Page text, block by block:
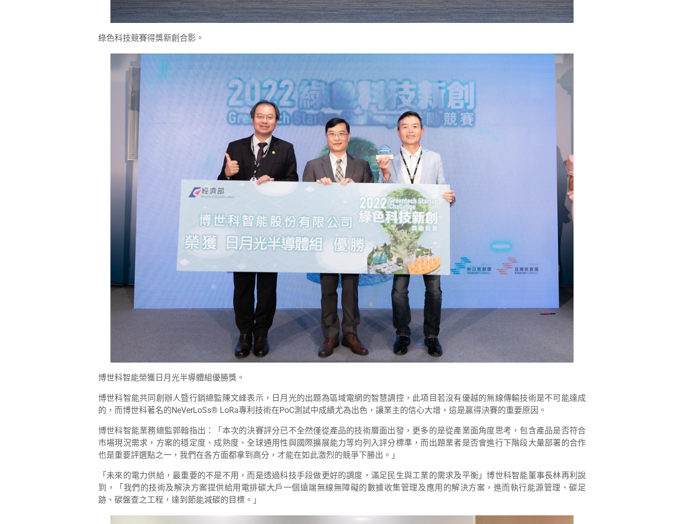
綠色科技競賽得獎新創合影。
博世科智能榮獲日月光半導體組優勝獎。
博世科智能共同創辦人暨行銷總監陳文峰表示，日月光的出題為區域電網的智慧調控，此項目若沒有優越的無線傳輸技術是不可能達成
的，而博世科著名的NeVerLoSs® LoRa專利技術在PoC測試中成績尤為出色，讓業主的信心大增，這是贏得決賽的重要原因。
博世科智能業務總監郭翰指出：「本次的決賽評分已不全然僅從產品的技術層面出發，更多的是從產業面角度思考，包含產品是否符合
市場現況需求，方案的穩定度、成熟度、全球通用性與國際擴展能力等均列入評分標準，而出題業者是否會進行下階段大量部署的合作
也是重要評選點之一，我們在各方面都拿到高分，才能在如此激烈的競爭下勝出。」
「未來的電力供給，最重要的不是不用，而是透過科技手段做更好的調度，滿足民生與工業的需求及平衡」博世科智能董事長林再利說
到，「我們的技術及解決方案提供給用電排碳大戶一個遠端無線無障礙的數據收集管理及應用的解決方案，進而執行能源管理、碳足
跡、碳盤查之工程，達到節能減碳的目標。」